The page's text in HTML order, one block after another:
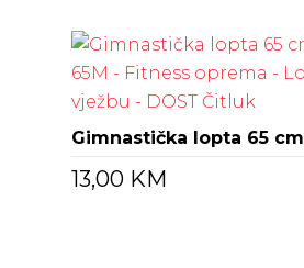
Gimnastička lopta 65 cm
13,00 KM